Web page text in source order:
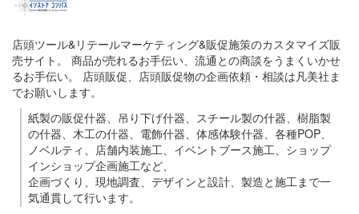
店頭ツール&リテールマーケティング&販促施策のカスタマイズ販
売サイト。 商品が売れるお手伝い、流通との商談をうまくいかせ
るお手伝い。 店頭販促、店頭販促物の企画依頼・相談は凡美社ま
でお願いします。
紙製の販促什器、吊り下げ什器、スチール製の什器、樹脂製
の什器、木工の什器、電飾什器、体感体験什器、各種POP、
ノベルティ、店舗内装施工、イベントブース施工、ショップ
インショップ企画施工など、
企画づくり、現地調査、デザインと設計、製造と施工まで一
気通貫して行います。